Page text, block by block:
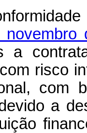
a
risco
com
a